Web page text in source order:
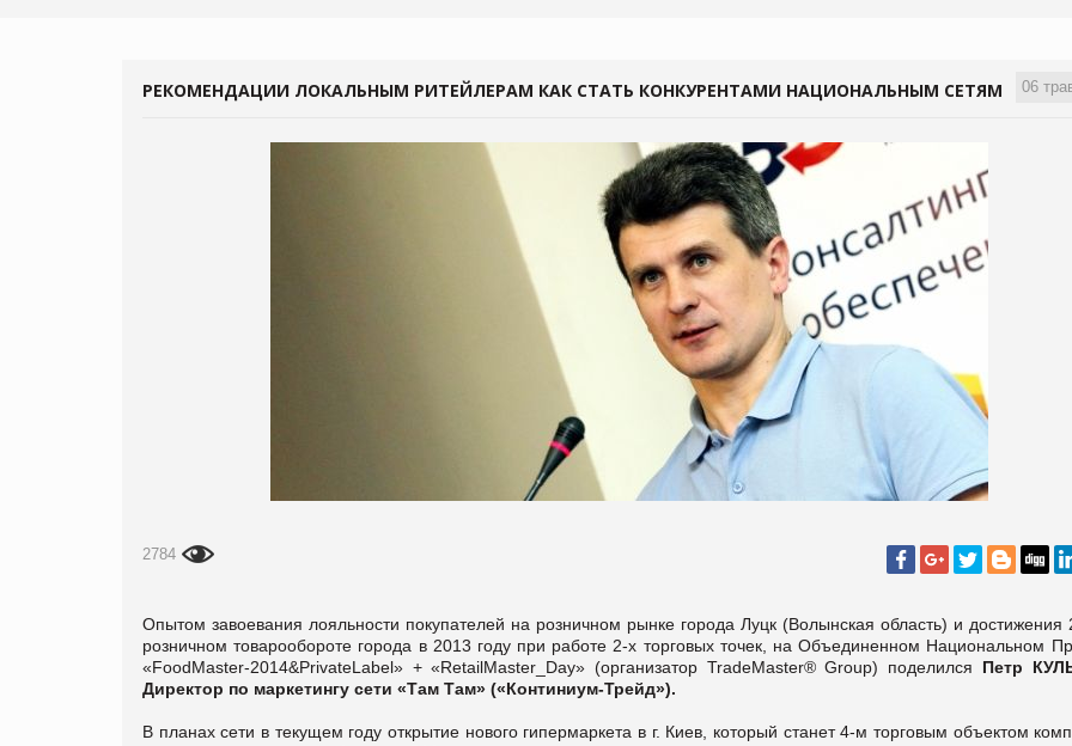
06
РЕКОМЕНДАЦИИ ЛОКАЛЬНЫМ РИТЕЙЛЕРАМ КАК СТАТЬ КОНКУРЕНТАМИ НАЦИОНАЛЬНЫМ СЕТЯМ
2784
Опытом завоевания лояльности покупателей на розничном рынке города Луцк (Волынская область) и достижения
розничном товарообороте города в 2013 году при работе 2-х торговых точек, на Объединенном Национальном
«FoodMaster-2014&PrivateLabel» + «RetailMaster_Day» (организатор TradeMaster® Group) поделился Петр
Директор по маркетингу сети «Там Там» («Континиум-Трейд»).
В планах сети в текущем году открытие нового гипермаркета в г. Киев, который станет 4-м торговым объектом